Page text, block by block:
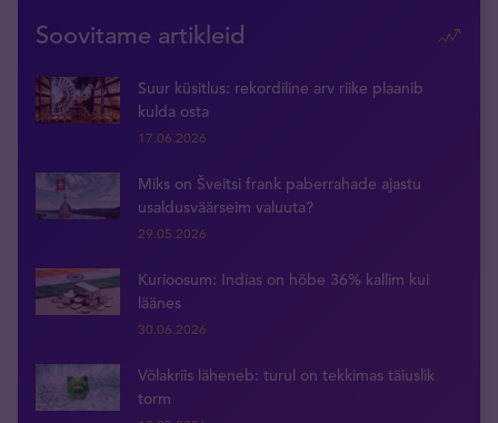
Soovitame artikleid
Suur küsitlus: rekordiline arv riike plaanib
kulda osta
17.06.2026
Miks on Šveitsi frank paberrahade ajastu
usaldusväärseim valuuta?
29.05.2026
Kurioosum: Indias on hõbe 36% kallim kui
läänes
30.06.2026
Võlakriis läheneb: turul on tekkimas täiuslik
torm